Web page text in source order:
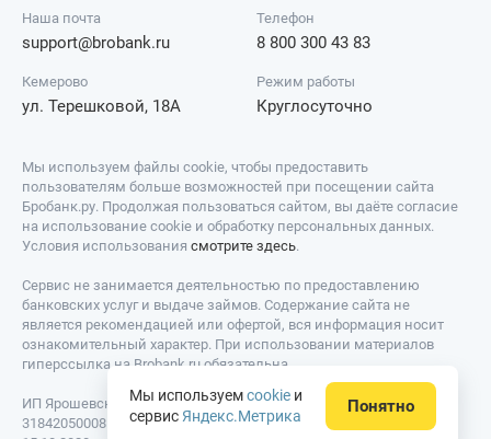
Наша почта
support@brobank.ru
Телефон
8 800 300 43 83
Кемерово
ул. Терешковой, 18А
Режим работы
Круглосуточно
Мы используем файлы cookie, чтобы предоставить
пользователям больше возможностей при посещении сайта
Бробанк.ру. Продолжая пользоваться сайтом, вы даёте согласие
на использование cookie и обработку персональных данных.
Условия использования смотрите здесь.
Сервис не занимается деятельностью по предоставлению
банковских услуг и выдаче займов. Содержание сайта не
является рекомендацией или офертой, вся информация носит
ознакомительный характер. При использовании материалов
гиперссылка на Brobank.ru обязательна.
ИП Ярошевский Д.И. ИНН: 423082922740. ОГРНИП:
318420500081301. Свидетельство на товарный знак № 779639 от
Мы используемcookie и
сервис Яндекс.Метрика Понятно